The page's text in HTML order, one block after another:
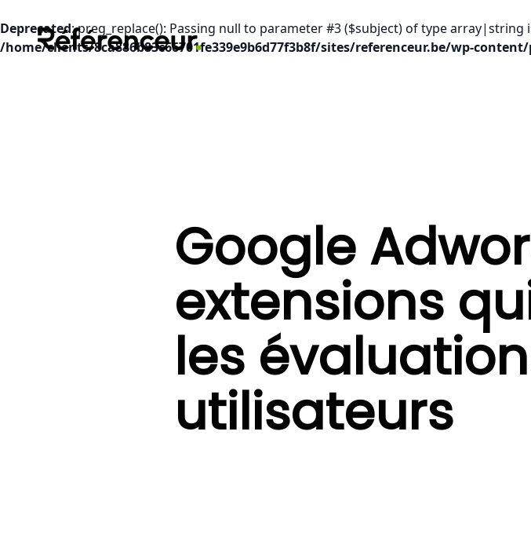
Deprecated: preg_replace(): Passing null to parameter #3 ($subject) of type array|string
/home/clients/8ca886b83c66701fe339e9b6d77f3b8f/sites/referenceur.be/wp-
Google
extensions
les
utilisateurs